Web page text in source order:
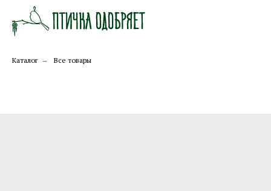
Каталог → Все товары